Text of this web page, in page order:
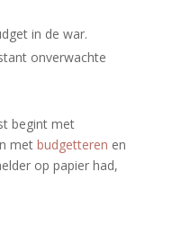
in de war.
onverwachte
begint met
met budgetteren en
op papier had,